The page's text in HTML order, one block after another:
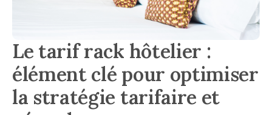
Le tarif rack hôtelier :
élément clé pour optimiser
la stratégie tarifaire et